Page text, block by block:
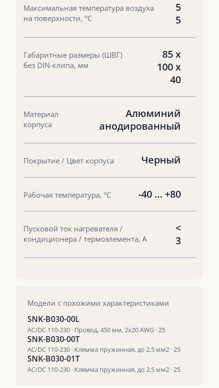
Максимальная температура воздуха
на поверхности, °С
5
5
Габаритные размеры (ШВГ)
без DIN-клипа, мм
85 х
100 х
40
Материал
корпуса
Алюминий
анодированный
Покрытие / Цвет корпуса Черный
Рабочая температура, °С -40 … +80
Пусковой ток нагревателя /
кондиционера / термоэлемента, А
<
3
Модели с похожими характеристиками
SNK-B030-00L
AC/DC 110-230 · Провод, 450 мм, 2х20 AWG · 25
SNK-B030-00T
AC/DC 110-230 · Клемма пружинная, до 2,5 мм2 · 25
SNK-B030-01T
AC/DC 110-230 · Клемма пружинная, до 2,5 мм2 · 25